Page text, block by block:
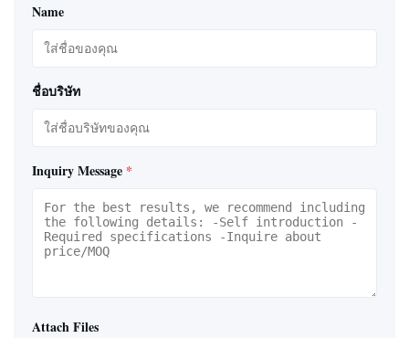
Name
ชื่อบริษัท
Inquiry Message *
Attach Files